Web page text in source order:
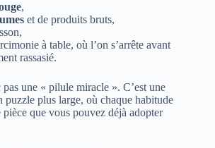
,
et de produits bruts,
à table, où l’on s’arrête avant
rassasié.
une « pilule miracle ». C’est une
puzzle plus large, où chaque habitude
pièce que vous pouvez déjà adopter